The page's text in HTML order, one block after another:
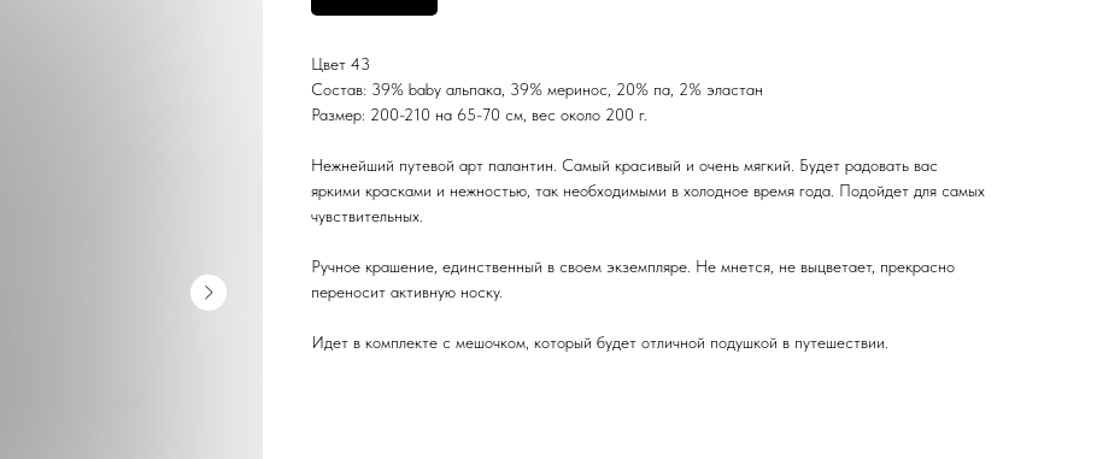
Цвет 43
Состав: 39% baby альпака, 39% меринос, 20% па, 2% эластан
Размер: 200-210 на 65-70 см, вес около 200 г.
Нежнейший путевой арт палантин. Самый красивый и очень мягкий. Будет радовать вас
яркими красками и нежностью, так необходимыми в холодное время года. Подойдет для самых
чувствительных.
Ручное крашение, единственный в своем экземпляре. Не мнется, не выцветает, прекрасно
переносит активную носку.
Идет в комплекте с мешочком, который будет отличной подушкой в путешествии.